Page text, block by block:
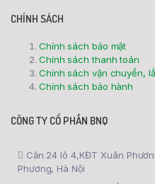
CHÍNH SÁCH
Chính sách bảo mật
Chính sách thanh toán
Chính sách vận chuyển,
Chính sách bảo hành
CÔNG TY CỔ PHẦN BNQ
Căn 24 lô 4,KĐT Xuân
Phương, Hà Nội